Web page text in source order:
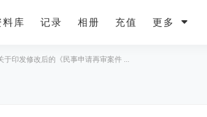
料库 记录 相册 充值 更多
于印发修改后的《民事申请再审案件 ...